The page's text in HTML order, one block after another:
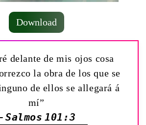
Download
delante de mis ojos cosa
la obra de los que se
de ellos se allegará á
mí”
Salmos 101:3